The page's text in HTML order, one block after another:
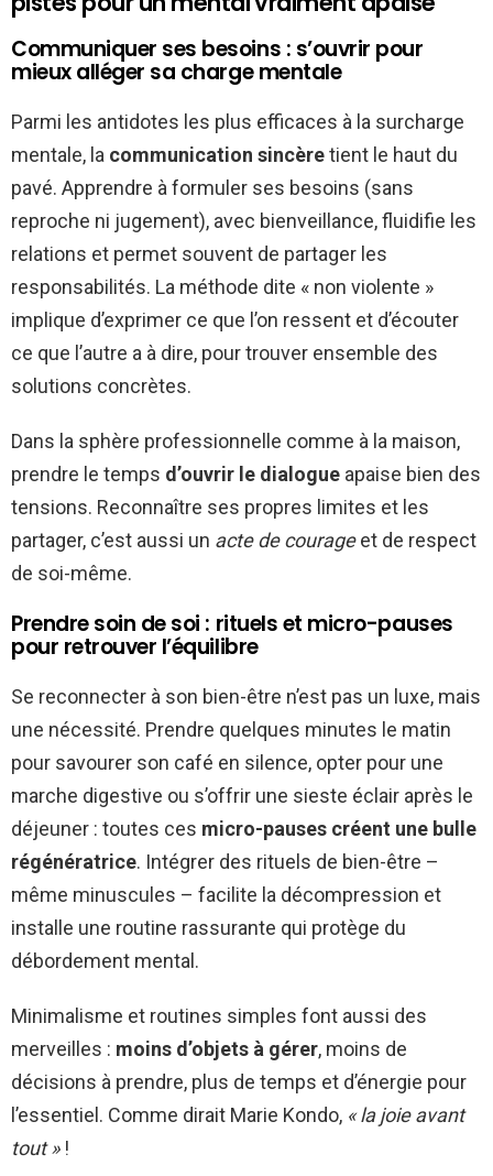
Communiquer ses besoins : s’ouvrir pour
mieux alléger sa charge mentale
Parmi les antidotes les plus efficaces à la surcharge
mentale, la communication sincèretient le haut du
pavé. Apprendre à formuler ses besoins (sans
reproche ni jugement), avec bienveillance, fluidifie les
relations et permet souvent de partager les
responsabilités. La méthode dite « non violente »
implique d’exprimer ce que l’on ressent et d’écouter
ce que l’autre a à dire, pour trouver ensemble des
solutions concrètes.
Dans la sphère professionnelle comme à la maison,
prendre le temps d’ouvrir le dialogue apaise bien des
tensions. Reconnaître ses propres limites et les
partager, c’est aussi un acte de courageet de respect
de soi-même.
Prendre soin de soi : rituels et micro-pauses
pour retrouver l’équilibre
Se reconnecter à son bien-être n’est pas un luxe, mais
une nécessité. Prendre quelques minutes le matin
pour savourer son café en silence, opter pour une
marche digestive ou s’offrir une sieste éclair après le
déjeuner : toutes ces micro-pauses créent une bulle
régénératrice. Intégrer des rituels de bien-être –
même minuscules – facilite la décompression et
installe une routine rassurante qui protège du
débordement mental.
Minimalisme et routines simples font aussi des
merveilles : moins d’objets à gérer, moins de
décisions à prendre, plus de temps et d’énergie pour
l’essentiel. Comme dirait Marie Kondo, « la joie avant
tout »!